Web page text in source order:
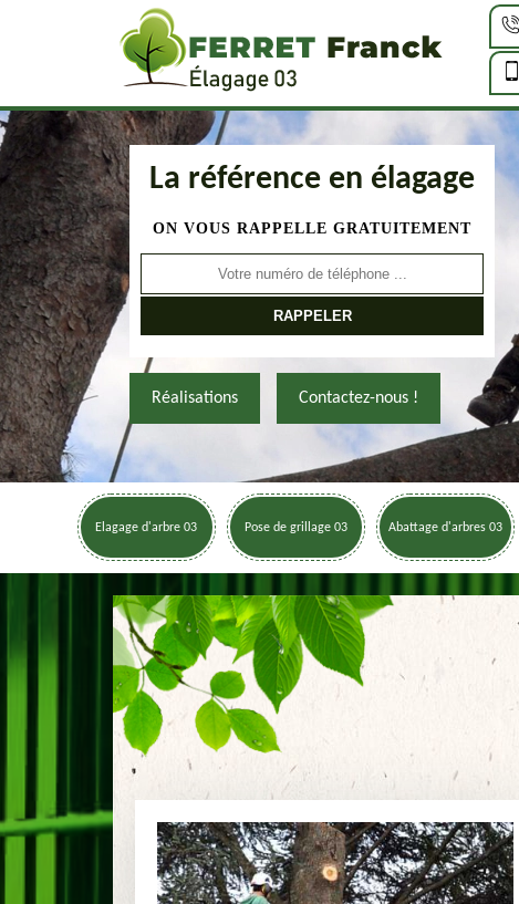
La référence en élagage
ON VOUS RAPPELLE GRATUITEMENT
Réalisations Contactez-nous !
Elagage d'arbre 03 Pose de grillage 03 Abattage d'arbres 03